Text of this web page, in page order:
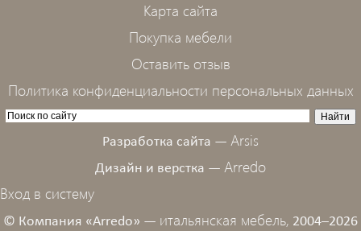
Карта сайта
Покупка мебели
Оставить отзыв
Политика конфиденциальности персональных данных
Разработка сайта — Arsis
Дизайн и верстка — Arredo
Вход в систему
© Компания «Arredo» — итальянская мебель, 2004–2026